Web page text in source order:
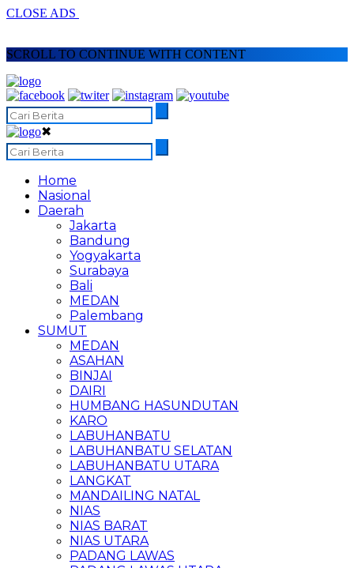
CLOSE ADS
SCROLL TO CONTINUE WITH CONTENT
✖
Home
Nasional
Daerah
Jakarta
Bandung
Yogyakarta
Surabaya
Bali
MEDAN
Palembang
SUMUT
MEDAN
ASAHAN
BINJAI
DAIRI
HUMBANG HASUNDUTAN
KARO
LABUHANBATU
LABUHANBATU SELATAN
LABUHANBATU UTARA
LANGKAT
MANDAILING NATAL
NIAS
NIAS BARAT
NIAS UTARA
PADANG LAWAS